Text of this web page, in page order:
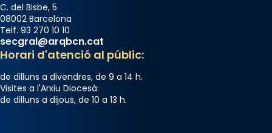
C. del Bisbe, 5
08002 Barcelona
Telf. 93 270 10 10
secgral@arqbcn.cat
Horari d'atenció al públic:
de dilluns a divendres, de 9 a 14 h.
Visites a l'Arxiu Diocesà:
de dilluns a dijous, de 10 a 13 h.